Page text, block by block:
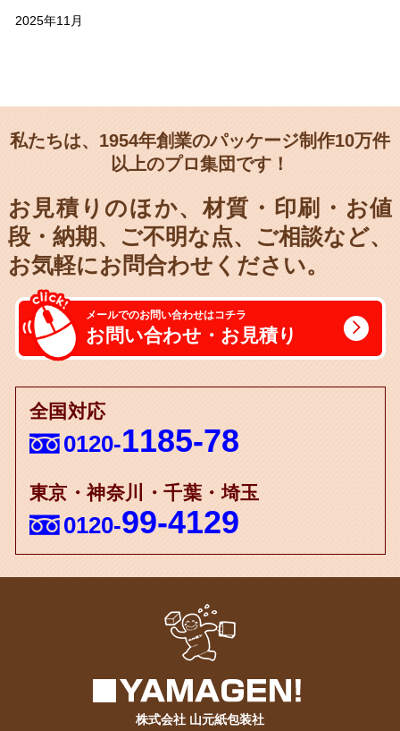
2025年11月
私たちは、1954年創業のパッケージ制作10万件
以上のプロ集団です！
お見積りのほか、材質・印刷・お値
段・納期、
ご不明な点、ご相談など、
お気軽にお問合わせください。
メールでのお問い合わせはコチラ
お問い合わせ・お見積り
全国対応
0120-1185-78
東京・神奈川・千葉・埼玉
0120-99-4129
株式会社 山元紙包装社